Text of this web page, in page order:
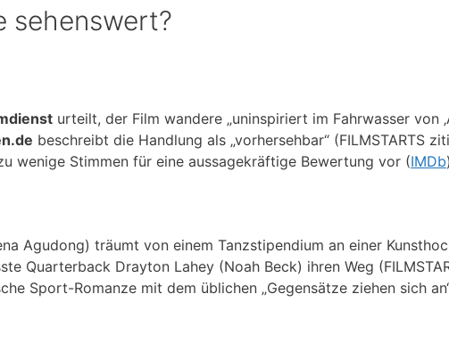
sehenswert?
urteilt, der Film wandere „uninspiriert im Fahrwasser von
beschreibt die Handlung als „vorhersehbar“ (FILMSTARTS
wenige Stimmen für eine aussagekräftige Bewertung vor (IMDb
Agudong) träumt von einem Tanzstipendium an einer
Quarterback Drayton Lahey (Noah Beck) ihren Weg
Sport-Romanze mit dem üblichen „Gegensätze ziehen sich